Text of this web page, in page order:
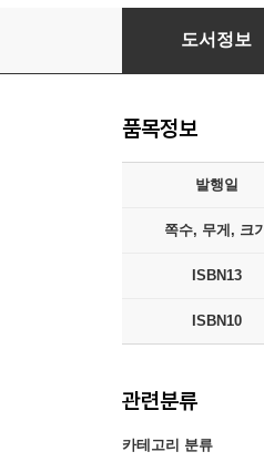
옥상훈의 ~타기
도서정보
품목정보
발행일
쪽수, 무게, 크기
ISBN13
ISBN10
관련분류
카테고리 분류